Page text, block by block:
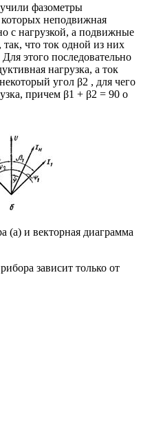
фазометры
неподвижная
с нагрузкой, а подвижные
что ток одной из них
этого последовательно
нагрузка, а ток
угол β2 , для чего
причем β1 + β2 = 90 о
(а) и векторная диаграмма
зависит только от